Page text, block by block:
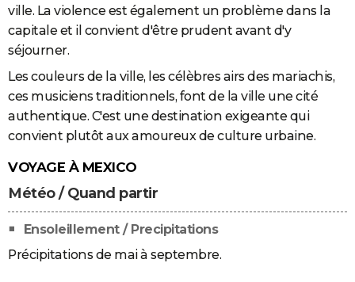
ville. La violence est également un problème dans la
capitale et il convient d'être prudent avant d'y
séjourner.
Les couleurs de la ville, les célèbres airs des mariachis,
ces musiciens traditionnels, font de la ville une cité
authentique. C'est une destination exigeante qui
convient plutôt aux amoureux de culture urbaine.
VOYAGE À MEXICO
Météo / Quand partir
Ensoleillement / Precipitations
Précipitations de mai à septembre.